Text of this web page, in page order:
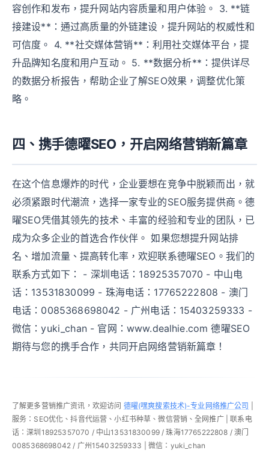
容创作和发布，提升网站内容质量和用户体验。 3. **链
接建设**：通过高质量的外链建设，提升网站的权威性和
可信度。 4. **社交媒体营销**：利用社交媒体平台，提
升品牌知名度和用户互动。 5. **数据分析**：提供详尽
的数据分析报告，帮助企业了解SEO效果，调整优化策
略。
四、携手德曜SEO，开启网络营销新篇章
在这个信息爆炸的时代，企业要想在竞争中脱颖而出，就
必须紧跟时代潮流，选择一家专业的SEO服务提供商。德
曜SEO凭借其领先的技术、丰富的经验和专业的团队，已
成为众多企业的首选合作伙伴。 如果您想提升网站排
名、增加流量、提高转化率，欢迎联系德曜SEO。我们的
联系方式如下： - 深圳电话：18925357070 - 中山电
话：13531830099 - 珠海电话：17765222808 - 澳门
电话：0085368698042 - 广州电话：15403259333 -
微信：yuki_chan - 官网：www.dealhie.com 德曜SEO
期待与您的携手合作，共同开启网络营销新篇章！
了解更多营销推广资讯，欢迎访问 德曜(嘿爽搜索技术)-专业网络推广公司
服务：SEO优化、抖音代运营、小红书种草、微信营销、全网推广 | 联系电
话：深圳18925357070 / 中山13531830099 / 珠海17765222808 / 澳门
0085368698042 / 广州15403259333 | 微信：yuki_chan